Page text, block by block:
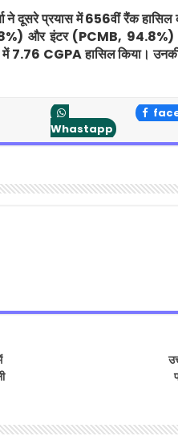
ने दूसरे प्रयास में 656वीं रैंक हासिल
और इंटर (PCMB, 94.8%)
7.76 CGPA हासिल किया।
Whastapp